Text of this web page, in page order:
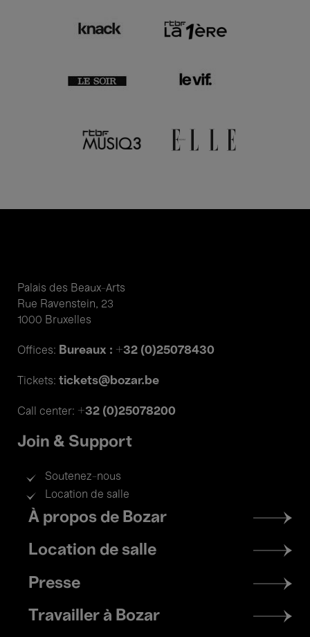
Palais des Beaux-Arts
Rue Ravenstein, 23
1000 Bruxelles
Offices: Bureaux : +32 (0)25078430
Tickets: tickets@bozar.be
Call center: +32 (0)25078200
Join & Support
Soutenez-nous
Location de salle
Footer
menu
À propos de Bozar
Location de salle
Presse
Travailler à Bozar